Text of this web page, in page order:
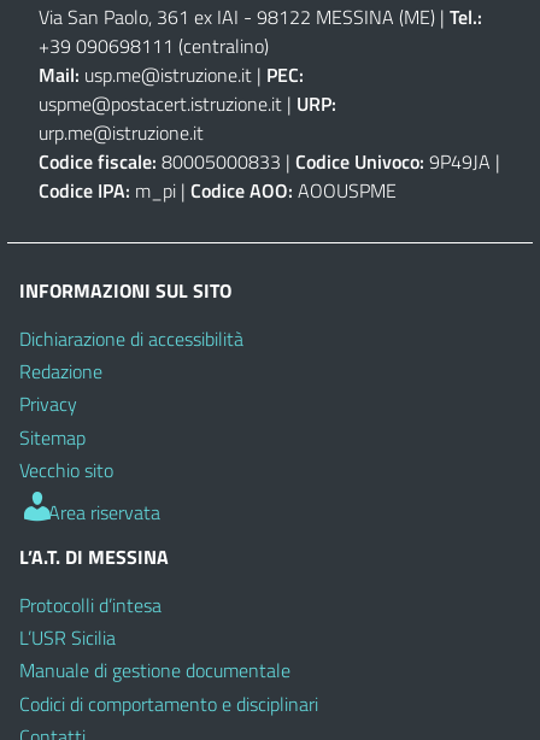
Via San Paolo, 361 ex IAI - 98122 MESSINA (ME) | Tel.:
+39 090698111 (centralino)
Mail: usp.me@istruzione.it | PEC:
uspme@postacert.istruzione.it | URP:
urp.me@istruzione.it
Codice fiscale: 80005000833 | Codice Univoco: 9P49JA |
Codice IPA: m_pi | Codice AOO: AOOUSPME
INFORMAZIONI SUL SITO
Dichiarazione di accessibilità
Redazione
Privacy
Sitemap
Vecchio sito
Area riservata
L’A.T. DI MESSINA
Protocolli d’intesa
L’USR Sicilia
Manuale di gestione documentale
Codici di comportamento e disciplinari